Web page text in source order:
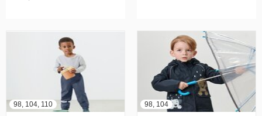
98, 104, 110 98, 104